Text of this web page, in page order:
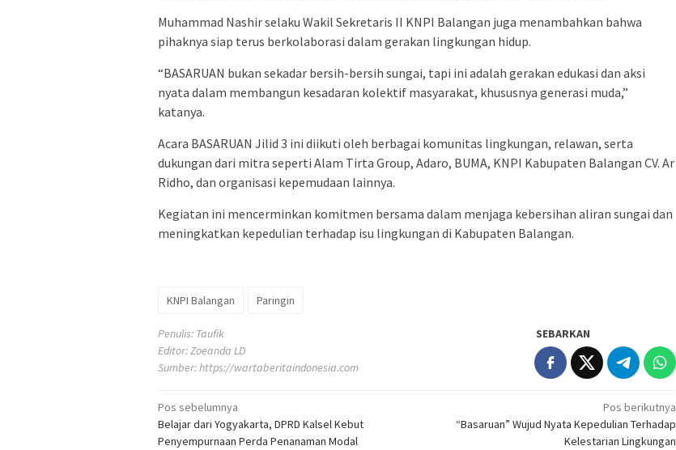
Muhammad Nashir selaku Wakil Sekretaris II KNPI Balangan juga menambahkan bahwa
pihaknya siap terus berkolaborasi dalam gerakan lingkungan hidup.
“BASARUAN bukan sekadar bersih-bersih sungai, tapi ini adalah gerakan edukasi dan aksi
nyata dalam membangun kesadaran kolektif masyarakat, khususnya generasi muda,”
katanya.
Acara BASARUAN Jilid 3 ini diikuti oleh berbagai komunitas lingkungan, relawan, serta
dukungan dari mitra seperti Alam Tirta Group, Adaro, BUMA, KNPI Kabupaten Balangan CV. Ar
Ridho, dan organisasi kepemudaan lainnya.
Kegiatan ini mencerminkan komitmen bersama dalam menjaga kebersihan aliran sungai dan
meningkatkan kepedulian terhadap isu lingkungan di Kabupaten Balangan.
KNPI Balangan Paringin
Penulis: Taufik
Editor: Zoeanda LD
Sumber:https://wartaberitaindonesia.com
SEBARKAN
Navigasi
pos
Pos sebelumnya
Belajar dari Yogyakarta, DPRD Kalsel Kebut
Penyempurnaan Perda Penanaman Modal
Pos berikutnya
“Basaruan” Wujud Nyata Kepedulian Terhadap
Kelestarian Lingkungan